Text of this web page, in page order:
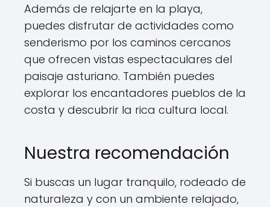
Además de relajarte en la playa,
puedes disfrutar de actividades como
senderismo por los caminos cercanos
que ofrecen vistas espectaculares del
paisaje asturiano. También puedes
explorar los encantadores pueblos de la
costa y descubrir la rica cultura local.
Nuestra recomendación
Si buscas un lugar tranquilo, rodeado de
naturaleza y con un ambiente relajado,